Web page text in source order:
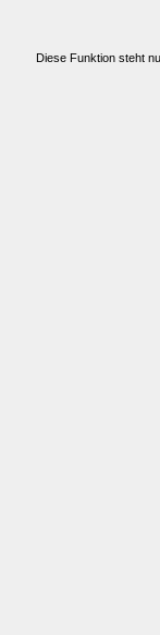
Diese Funktion steht